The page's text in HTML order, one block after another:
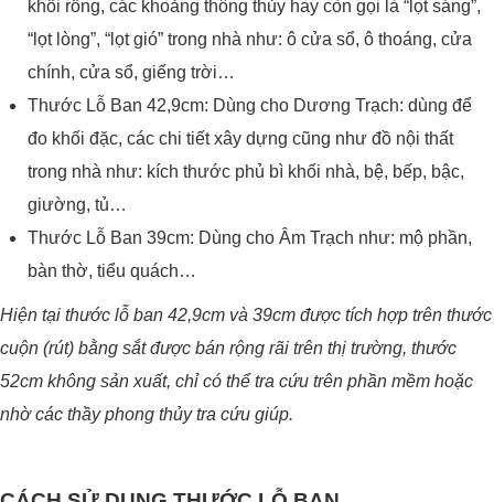
khối rỗng, các khoảng thông thủy hay còn gọi là “lọt sáng”,
“lọt lòng”, “lọt gió” trong nhà như: ô cửa sổ, ô thoáng, cửa
chính, cửa sổ, giếng trời…
Thước Lỗ Ban 42,9cm: Dùng cho Dương Trạch: dùng để
đo khối đặc, các chi tiết xây dựng cũng như đồ nội thất
trong nhà như: kích thước phủ bì khối nhà, bệ, bếp, bậc,
giường, tủ…
Thước Lỗ Ban 39cm: Dùng cho Âm Trạch như: mộ phần,
bàn thờ, tiểu quách…
Hiện tại thước lỗ ban 42,9cm và 39cm được tích hợp trên thước
cuộn (rút) bằng sắt được bán rộng rãi trên thị trường, thước
52cm không sản xuất, chỉ có thể tra cứu trên phần mềm hoặc
nhờ các thầy phong thủy tra cứu giúp.